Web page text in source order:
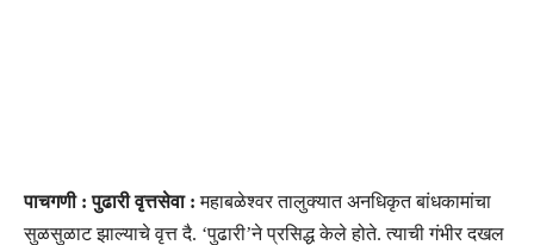
पाचगणी : पुढारी वृत्तसेवा :महाबळेश्वर तालुक्यात अनधिकृत बांधकामांचा
सुळसुळाट झाल्याचे वृत्त दै. ‘पुढारी’ने प्रसिद्ध केले होते. त्याची गंभीर दखल